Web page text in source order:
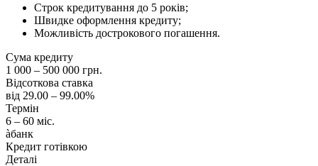
Строк кредитування до 5 років;
Швидке оформлення кредиту;
Можливість дострокового погашення.
Сума кредиту
1 000 – 500 000 грн.
Відсоткова ставка
від 29.00 – 99.00%
Термін
6 – 60 міс.
àбанк
Кредит готівкою
Деталі